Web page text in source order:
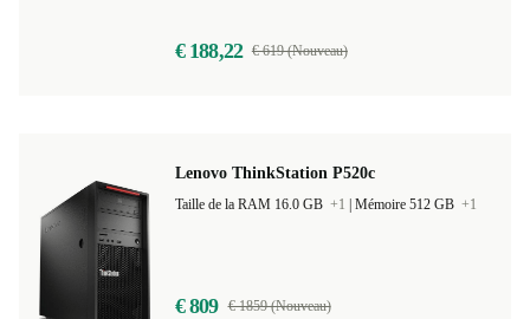
€ 188,22 € 619 (Nouveau)
Lenovo ThinkStation P520c
Taille de la RAM 16.0 GB +1 Mémoire 512 GB +1
€ 809 € 1859 (Nouveau)